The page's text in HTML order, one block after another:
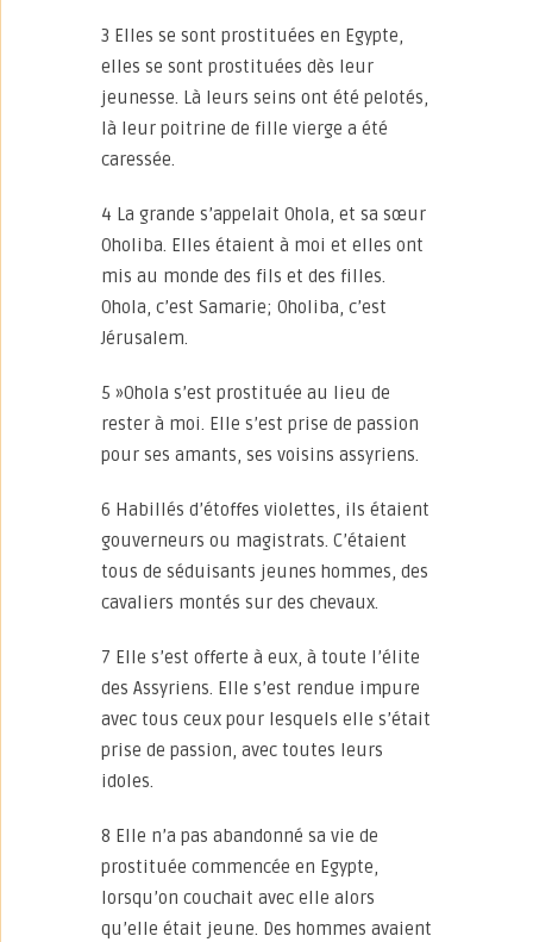
3 Elles se sont prostituées en Egypte,
elles se sont prostituées dès leur
jeunesse. Là leurs seins ont été pelotés,
là leur poitrine de fille vierge a été
caressée.
4 La grande s’appelait Ohola, et sa sœur
Oholiba. Elles étaient à moi et elles ont
mis au monde des fils et des filles.
Ohola, c’est Samarie; Oholiba, c’est
Jérusalem.
5 »Ohola s’est prostituée au lieu de
rester à moi. Elle s’est prise de passion
pour ses amants, ses voisins assyriens.
6 Habillés d’étoffes violettes, ils étaient
gouverneurs ou magistrats. C’étaient
tous de séduisants jeunes hommes, des
cavaliers montés sur des chevaux.
7 Elle s’est offerte à eux, à toute l’élite
des Assyriens. Elle s’est rendue impure
avec tous ceux pour lesquels elle s’était
prise de passion, avec toutes leurs
idoles.
8 Elle n’a pas abandonné sa vie de
prostituée commencée en Egypte,
lorsqu’on couchait avec elle alors
qu’elle était jeune. Des hommes avaient